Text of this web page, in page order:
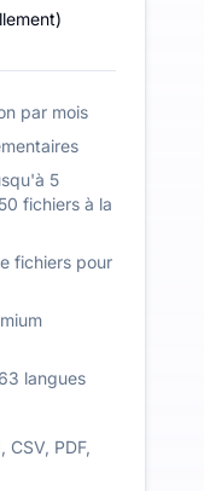
)
par mois
5
fichiers à la
fichiers pour
langues
PDF,